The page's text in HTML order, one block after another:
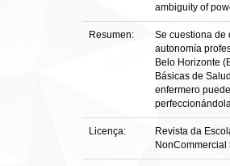
ambiguity of
Resumen:
Se cuestiona de
autonomía
Belo Horizonte
Básicas de
enfermero
Licença:
Revista da
NonCommercial